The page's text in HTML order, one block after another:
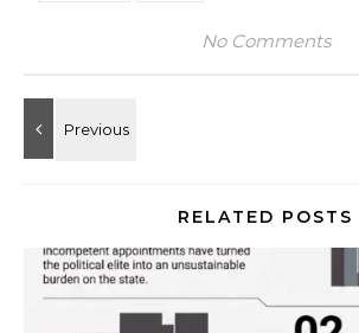
No Comments
RELATED POSTS